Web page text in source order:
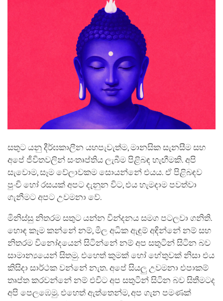
සතුට යනු දීර්ඝකාලීන යහපැවැත්ම, මානසික සැනසීම සහ
අපේ ජීවිතවලින් සංතෘප්තිය ලැබීම පිළිබඳ හැඟීමකි. අපි
සැවොම, සෑම වේලාවකම සොයන්නේ එයය. ඒ පිළිබඳව
පුංචි හෝ රසයක් අපට දැනුන විට, එය හැමදාම පවත්වා
ගැනීමට අපට උවමනා වේ.
මිනිස්සු නිතරම සතුට යන්න වින්දනය සමග පටලවා ගනිති.
හොඳ කෑම කන්නේ නම්, මිල අධික ඇඳුම් අඳින්නේ නම් සහ
නිතරම විනෝදයෙන් සිටින්නේ නම් අප සතුටින් සිටින බව
සාමාන්‍යයෙන් සිතමු. එහෙත් කුමක් හෝ හේතුවක් නිසා එය
කිසිදා සාර්ථක වන්නේ නැත. අපේ සියලු උවමනා එපාකම්
තෘප්ත කරවන්නේ නම් එවිට අප සතුටින් සිටින බව සිතීමටද
අපි පෙලඹෙමු. එහෙත් ඇත්තෙන්ම, අප ගැන පමණක්